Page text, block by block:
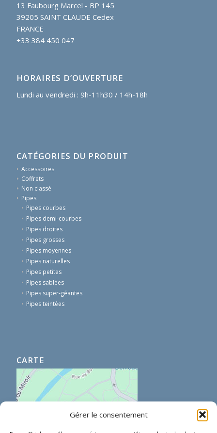
Gérer le consentement
13 Faubourg Marcel - BP 145
39205 SAINT CLAUDE Cedex
FRANCE
+33 384 450 047
HORAIRES D’OUVERTURE
Lundi au vendredi : 9h-11h30 / 14h-18h
CATÉGORIES DU PRODUIT
Accessoires
Coffrets
Non classé
Pipes
Pipes courbes
Pipes demi-courbes
Pipes droites
Pipes grosses
Pipes moyennes
Pipes naturelles
Pipes petites
Pipes sablées
Pipes super-géantes
Pipes teintées
CARTE